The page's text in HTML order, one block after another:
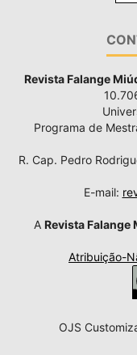
Revista Falange
Programa de
R. Cap. Pedro
E-mail:
A Revista Falange
Atribuição-
OJS